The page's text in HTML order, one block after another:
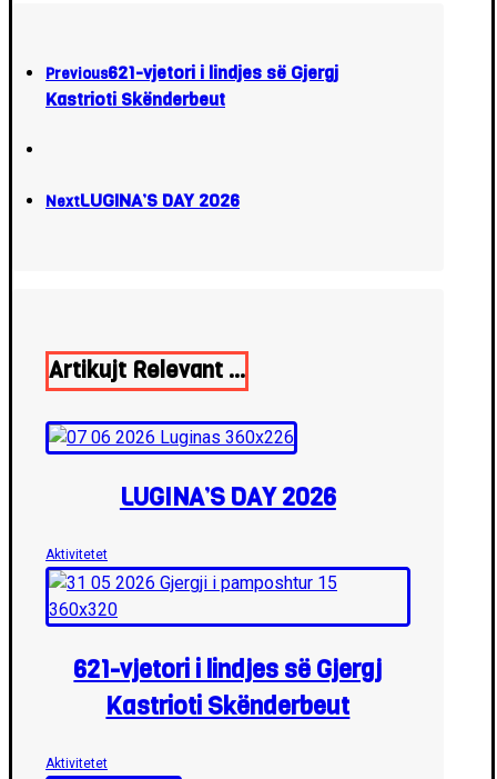
Previous621-vjetori i lindjes së Gjergj
Kastrioti Skënderbeut
NextLUGINA’S DAY 2026
Artikujt Relevant ...
LUGINA’S DAY 2026
Aktivitetet
621-vjetori i lindjes së Gjergj
Kastrioti Skënderbeut
Aktivitetet